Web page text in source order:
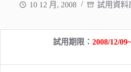
10 12 月, 2008 試用資料
試用期限： 2008/12/